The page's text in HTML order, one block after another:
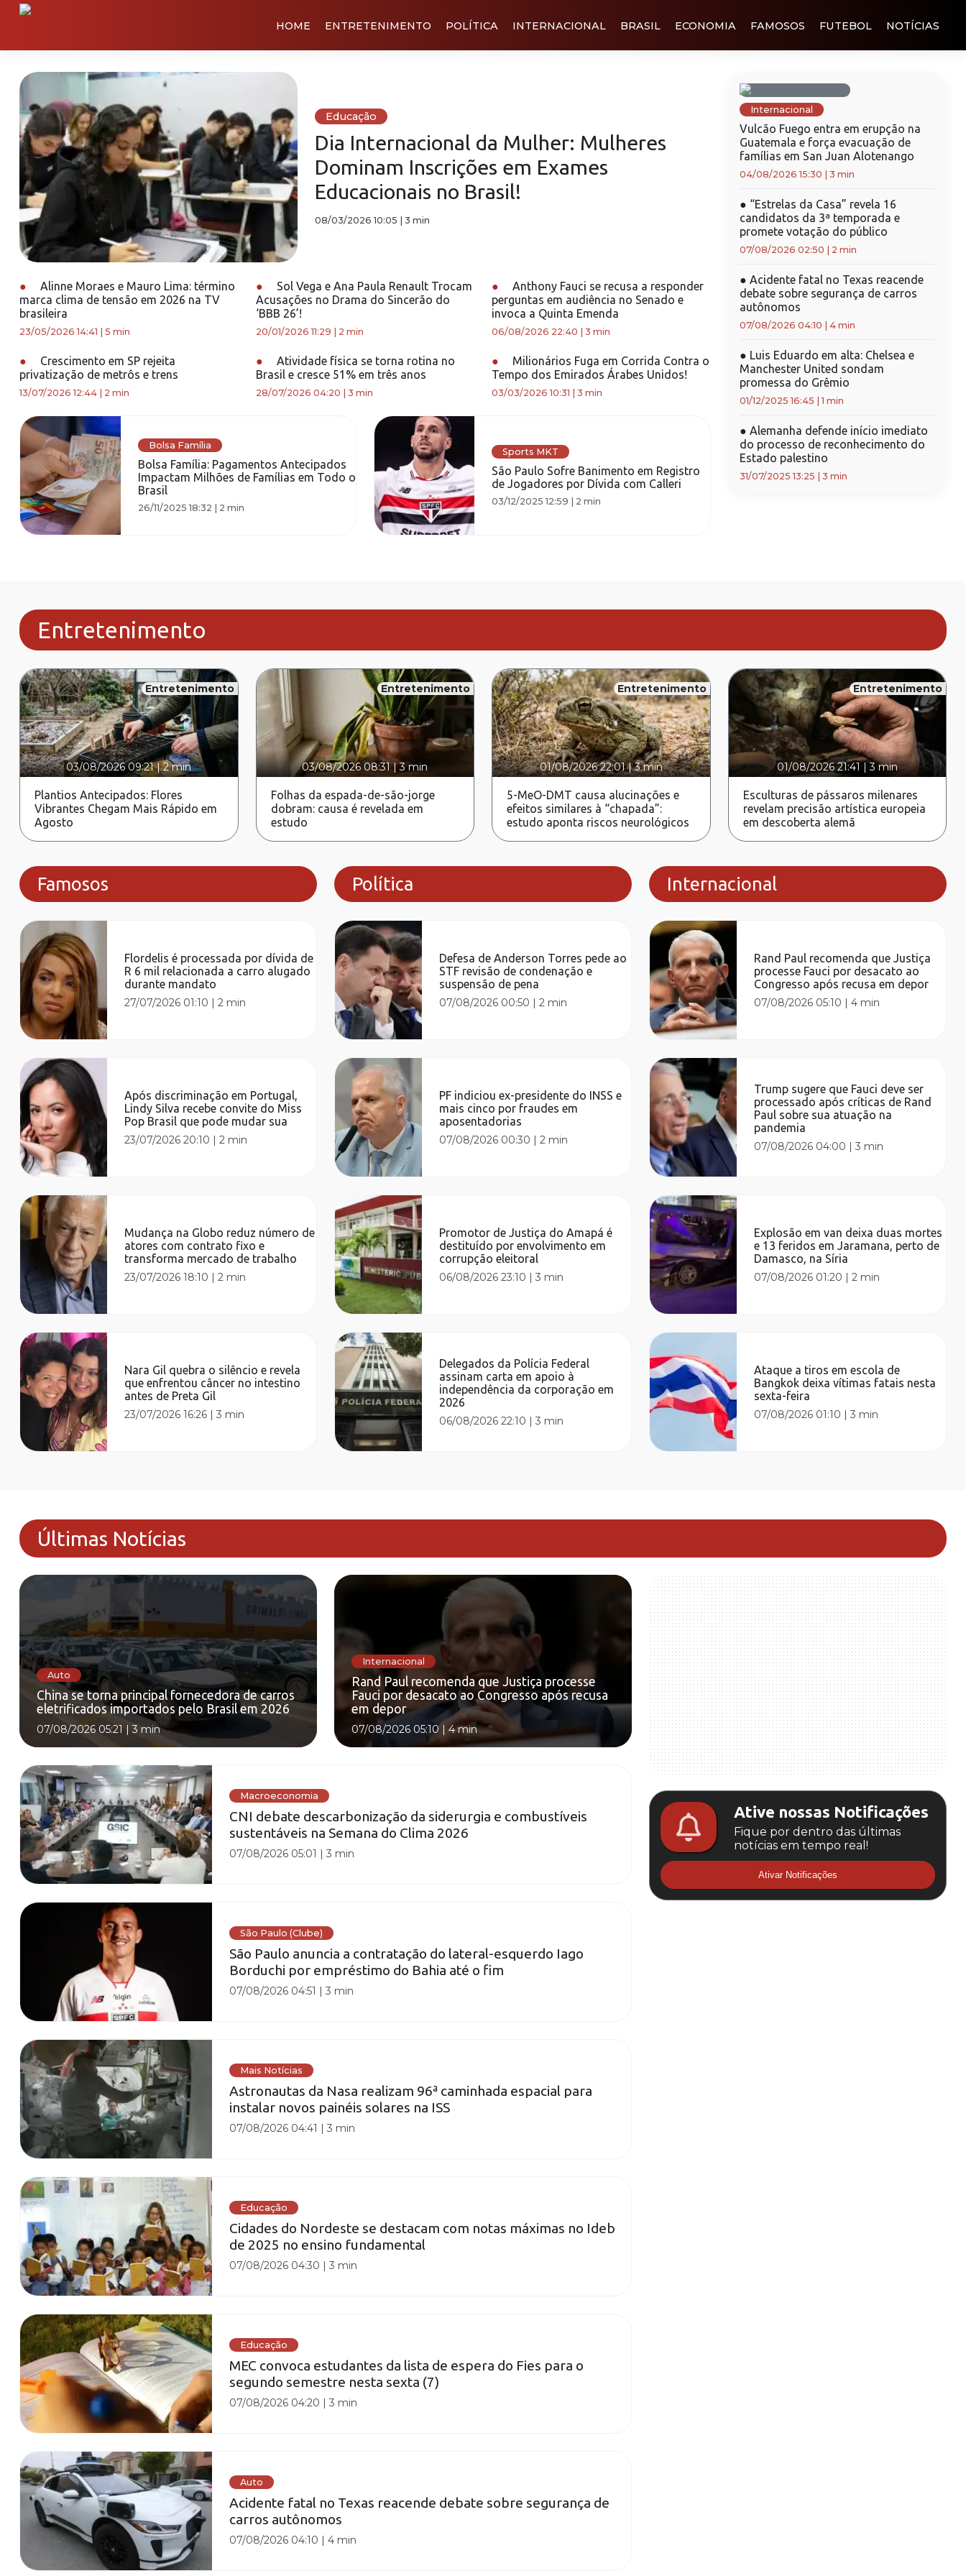
HOME ENTRETENIMENTO POLÍTICA INTERNACIONAL BRASIL ECONOMIA FAMOSOS FUTEBOL NOTÍCIAS
Educação
Dia Internacional da Mulher: Mulheres
Dominam Inscrições em Exames
Educacionais no Brasil!
08/03/2026 10:05 3 min
●
Alinne Moraes e Mauro Lima: término
marca clima de tensão em 2026 na TV
brasileira
23/05/2026 14:41 5 min
●
Sol Vega e Ana Paula Renault Trocam
Acusações no Drama do Sincerão do
‘BBB 26’!
20/01/2026 11:29 2 min
●
Anthony Fauci se recusa a responder
perguntas em audiência no Senado e
invoca a Quinta Emenda
06/08/2026 22:40 3 min
●
Crescimento em SP rejeita
privatização de metrôs e trens
13/07/2026 12:44 2 min
●
Atividade física se torna rotina no
Brasil e cresce 51% em três anos
28/07/2026 04:20 3 min
●
Milionários Fuga em Corrida Contra o
Tempo dos Emirados Árabes Unidos!
03/03/2026 10:31 3 min
Bolsa Família
Bolsa Família: Pagamentos Antecipados
Impactam Milhões de Famílias em Todo o
Brasil
26/11/2025 18:32 | 2 min
Sports MKT
São Paulo Sofre Banimento em Registro
de Jogadores por Dívida com Calleri
03/12/2025 12:59 | 2 min
Internacional
Vulcão Fuego entra em erupção na
Guatemala e força evacuação de
famílias em San Juan Alotenango
04/08/2026 15:30 3 min
● “Estrelas da Casa” revela 16
candidatos da 3ª temporada e
promete votação do público
07/08/2026 02:50 2 min
● Acidente fatal no Texas reacende
debate sobre segurança de carros
autônomos
07/08/2026 04:10 4 min
● Luis Eduardo em alta: Chelsea e
Manchester United sondam
promessa do Grêmio
01/12/2025 16:45 |1 min
● Alemanha defende início imediato
do processo de reconhecimento do
Estado palestino
31/07/2025 13:25 3 min
Entretenimento
Entretenimento
03/08/2026 09:21|2 min
Plantios Antecipados: Flores
Vibrantes Chegam Mais Rápido em
Agosto
Entretenimento
03/08/2026 08:31|3 min
Folhas da espada-de-são-jorge
dobram: causa é revelada em
estudo
Entretenimento
01/08/2026 22:01|3 min
5-MeO-DMT causa alucinações e
efeitos similares à “chapada”:
estudo aponta riscos neurológicos
Entretenimento
01/08/2026 21:41 |3 min
Esculturas de pássaros milenares
revelam precisão artística europeia
em descoberta alemã
Famosos
Flordelis é processada por dívida de
R 6 mil relacionada a carro alugado
durante mandato
27/07/2026 01:10 |2 min
Após discriminação em Portugal,
Lindy Silva recebe convite do Miss
Pop Brasil que pode mudar sua
23/07/2026 20:10 |2 min
Mudança na Globo reduz número de
atores com contrato fixo e
transforma mercado de trabalho
23/07/2026 18:10 |2 min
Nara Gil quebra o silêncio e revela
que enfrentou câncer no intestino
antes de Preta Gil
23/07/2026 16:26 |3 min
Política
Defesa de Anderson Torres pede ao
STF revisão de condenação e
suspensão de pena
07/08/2026 00:50 |2 min
PF indiciou ex-presidente do INSS e
mais cinco por fraudes em
aposentadorias
07/08/2026 00:30 |2 min
Promotor de Justiça do Amapá é
destituído por envolvimento em
corrupção eleitoral
06/08/2026 23:10 |3 min
Delegados da Polícia Federal
assinam carta em apoio à
independência da corporação em
2026
06/08/2026 22:10 |3 min
Internacional
Rand Paul recomenda que Justiça
processe Fauci por desacato ao
Congresso após recusa em depor
07/08/2026 05:10 |4 min
Trump sugere que Fauci deve ser
processado após críticas de Rand
Paul sobre sua atuação na
pandemia
07/08/2026 04:00 |3 min
Explosão em van deixa duas mortes
e 13 feridos em Jaramana, perto de
Damasco, na Síria
07/08/2026 01:20 |2 min
Ataque a tiros em escola de
Bangkok deixa vítimas fatais nesta
sexta-feira
07/08/2026 01:10 |3 min
Últimas Notícias
Auto
China se torna principal fornecedora de carros
eletrificados importados pelo Brasil em 2026
07/08/2026 05:21 |3 min
Internacional
Rand Paul recomenda que Justiça processe
Fauci por desacato ao Congresso após recusa
em depor
07/08/2026 05:10 | 4 min
Macroeconomia
CNI debate descarbonização da siderurgia e combustíveis
sustentáveis na Semana do Clima 2026
07/08/2026 05:01 |3 min
São Paulo (Clube)
São Paulo anuncia a contratação do lateral-esquerdo Iago
Borduchi por empréstimo do Bahia até o fim
07/08/2026 04:51 |3 min
Mais Notícias
Astronautas da Nasa realizam 96ª caminhada espacial para
instalar novos painéis solares na ISS
07/08/2026 04:41 |3 min
Educação
Cidades do Nordeste se destacam com notas máximas no Ideb
de 2025 no ensino fundamental
07/08/2026 04:30 |3 min
Educação
MEC convoca estudantes da lista de espera do Fies para o
segundo semestre nesta sexta (7)
07/08/2026 04:20 |3 min
Auto
Acidente fatal no Texas reacende debate sobre segurança de
carros autônomos
07/08/2026 04:10 |4 min
Ative nossas Notificações
Fique por dentro das últimas
notícias em tempo real!
Ativar Notificações